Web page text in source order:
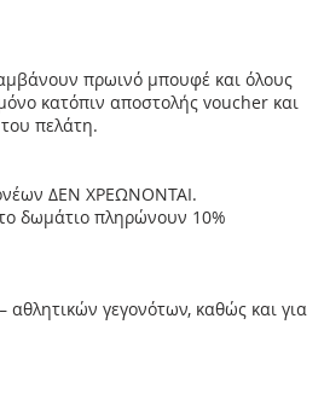
πρωινό μπουφέ και όλους
κατόπιν αποστολής voucher και
πελάτη.
ΔΕΝ ΧΡΕΩΝΟΝΤΑΙ.
δωμάτιο πληρώνουν 10%
γεγονότων, καθώς και για